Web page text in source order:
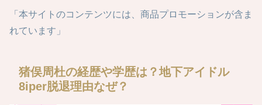
「本サイトのコンテンツには、商品プロモーションが含ま
れています」
猪俣周杜の経歴や学歴は？地下アイドル
8iper脱退理由なぜ？